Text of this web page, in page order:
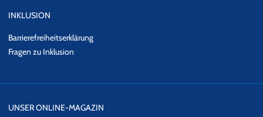
INKLUSION
Barrierefreiheitserklärung
Fragen zu Inklusion
UNSER ONLINE-MAGAZIN